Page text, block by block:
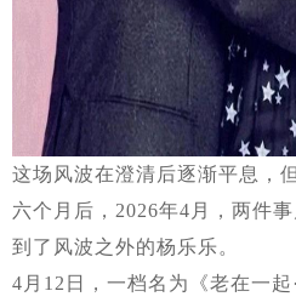
这场风波在澄清后逐渐平息，
六个月后，2026年4月，两件
到了风波之外的杨乐乐。
4月12日，一档名为《老在一